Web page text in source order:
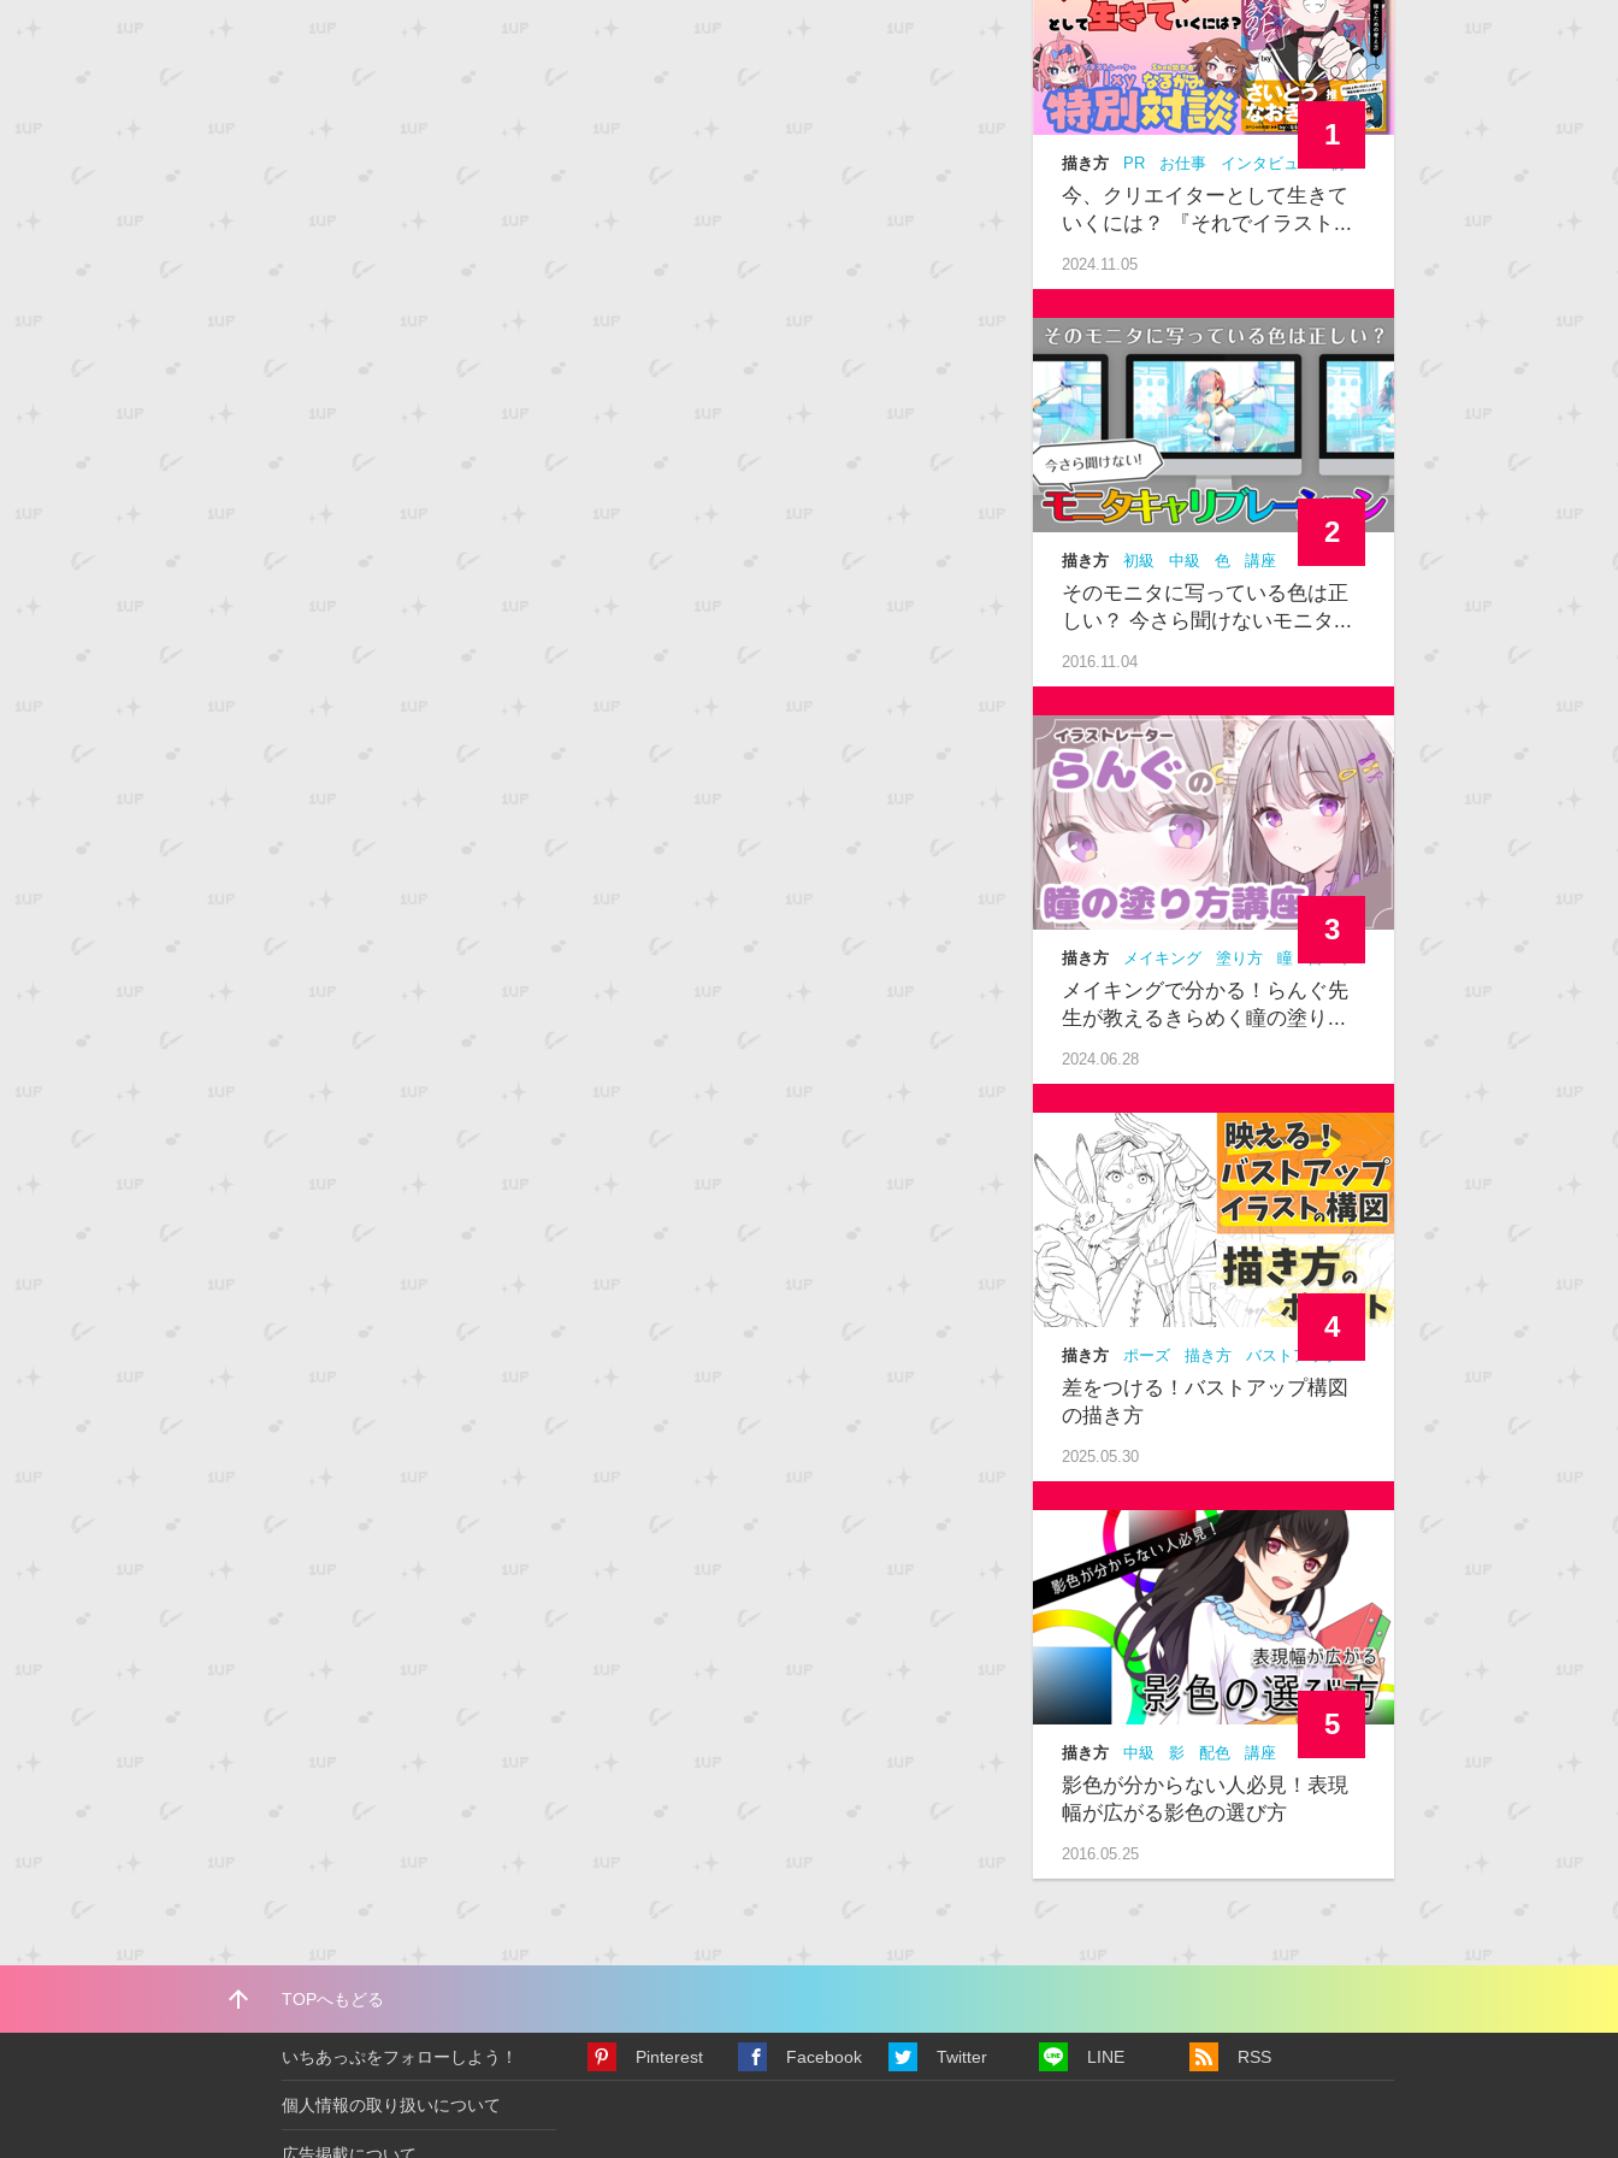
描き方 PR お仕事 インタビュー
級
中級
今、クリエイターとして生きて
いくには？ 『それでイラスト...
2024.11.05
1
描き方 初級 中級 色 講座
そのモニタに写っている色は正
しい？ 今さら聞けないモニタ...
2016.11.04
2
描き方 メイキング 塗り方 瞳
級
メイキングで分かる！らんぐ先
生が教えるきらめく瞳の塗り...
2024.06.28
3
描き方 ポーズ 描き方
バストアップ
中級者
構図
差をつける！バストアップ構図
の描き方
2025.05.30
4
描き方 中級 影 配色 講座
影色が分からない人必見！表現
幅が広がる影色の選び方
2016.05.25
5
arrow_upward TOPへもどる
いちあっぷをフォローしよう！ Pinterest Facebook Twitter LINE RSS
個人情報の取り扱いについて